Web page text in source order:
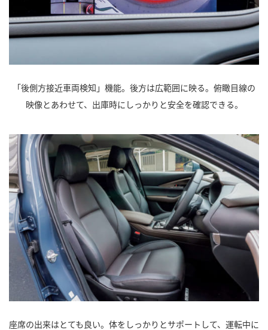
「後側方接近車両検知」機能。後方は広範囲に映る。俯瞰目線の
映像とあわせて、出庫時にしっかりと安全を確認できる。
座席の出来はとても良い。体をしっかりとサポートして、運転中に